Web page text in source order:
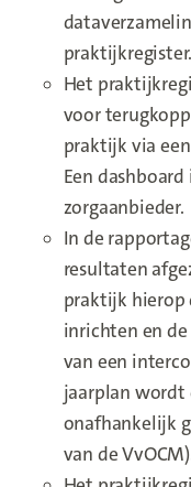
praktijkregister.
Het
voor
praktijk via
Een
zorgaanbieder.
In de
resultaten
praktijk hierop
inrichten en
van een
jaarplan wordt
onafhankelijk
van de